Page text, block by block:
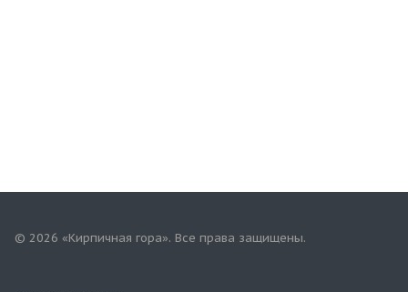
© 2026 «Кирпичная гора». Все права защищены.